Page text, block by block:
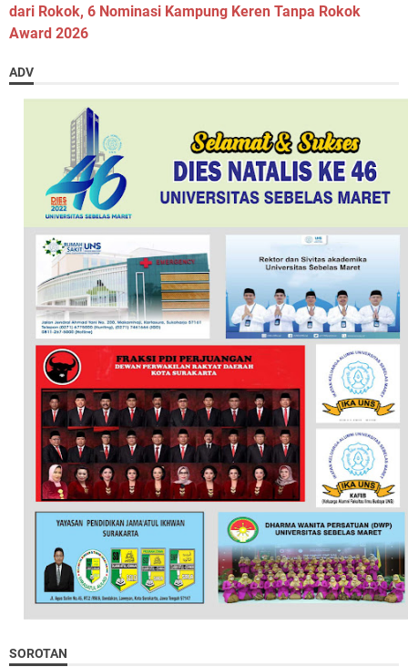
dari Rokok, 6 Nominasi Kampung Keren Tanpa Rokok
Award 2026
ADV
SOROTAN